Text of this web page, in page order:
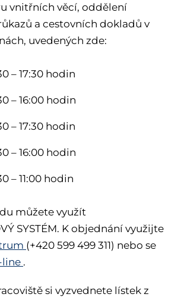
vnitřních věcí, oddělení
a cestovních dokladů v
uvedených zde:
– 17:30 hodin
– 16:00 hodin
– 17:30 hodin
– 16:00 hodin
– 11:00 hodin
můžete využít
SYSTÉM. K objednání využijte
(+420 599 499 311) nebo se
line .
si vyzvednete lístek z